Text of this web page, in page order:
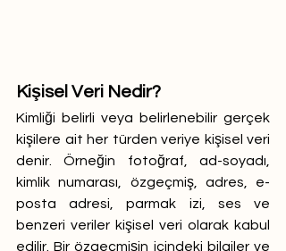
Kişisel Veri Nedir?
Kimliği belirli veya belirlenebilir gerçek
kişilere ait her türden veriye kişisel veri
denir. Örneğin fotoğraf, ad-soyadı,
kimlik numarası, özgeçmiş, adres, e-
posta adresi, parmak izi, ses ve
benzeri veriler kişisel veri olarak kabul
edilir. Bir özgeçmişin içindeki bilgiler ve